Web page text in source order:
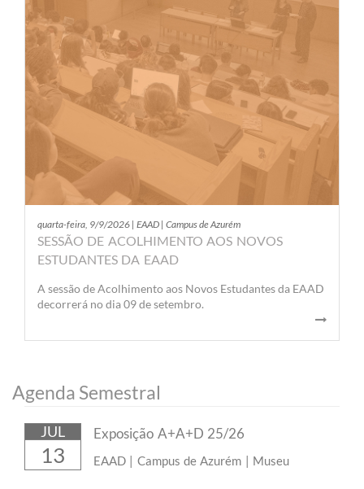
quarta-feira, 9/9/2026 | EAAD | Campus de Azurém
SESSÃO DE ACOLHIMENTO AOS NOVOS
ESTUDANTES DA EAAD
A sessão de Acolhimento aos Novos Estudantes da EAAD
decorrerá no dia 09 de setembro.
Agenda Semestral
JUL
13
Exposição A+A+D 25/26
EAAD | Campus de Azurém | Museu